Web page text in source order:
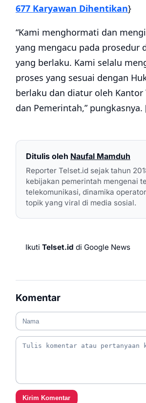
677 Karyawan Dihentikan}
“Kami menghormati dan
yang mengacu pada prosedur
yang berlaku. Kami selalu
proses yang sesuai dengan
berlaku dan diatur oleh Kantor
dan Pemerintah,” pungkasnya.
Ditulis oleh Naufal Mamduh
Reporter Telset.id sejak tahun
kebijakan pemerintah mengenai
telekomunikasi, dinamika
topik yang viral di media sosial.
Ikuti Telset.id di Google News
Komentar
Kirim Komentar